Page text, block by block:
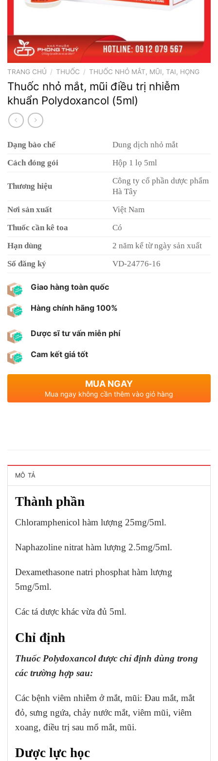
TRANG CHỦ / THUỐC / THUỐC NHỎ MẮT, MŨI, TAI, HỌNG
Thuốc nhỏ mắt, mũi điều trị nhiễm
khuẩn Polydoxancol (5ml)
Dạng bào chế
Dung dịch nhỏ mắt
Cách đóng gói
Hộp 1 lọ 5ml
Thương hiệu
Công ty cổ phần dược phẩm
Hà Tây
Nơi sản xuất
Việt Nam
Thuốc cần kê toa
Có
Hạn dùng
2 năm kể từ ngày sản xuất
Số đăng ký
VD-24776-16
Giao hàng toàn quốc
Hàng chính hãng 100%
Dược sĩ tư vấn miễn phí
Cam kết giá tốt
MUA NGAY
Mua ngay không cần thêm vào giỏ hàng
MÔ TẢ
Thành phần
Chloramphenicol hàm lượng 25mg/5ml.
Naphazoline nitrat hàm lượng 2.5mg/5ml.
Dexamethasone natri phosphat hàm lượng
5mg/5ml.
Các tá dược khác vừa đủ 5ml.
Chỉ định
Thuốc Polydoxancol được chỉ định dùng trong
các trường hợp sau:
Các bệnh viêm nhiễm ở mắt, mũi: Đau mắt, mắt
đỏ, sưng ngứa, chảy nước mắt, viêm mũi, viêm
xoang, điều trị sau mổ mắt, mũi.
Dược lực học